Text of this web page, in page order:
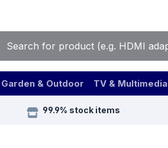
Garden & Outdoor TV & Multimedia
99.9% stock items